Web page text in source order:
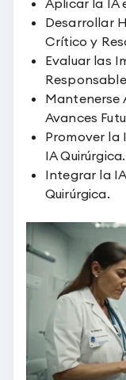
Desarrollar
Crítico y
Evaluar las
Mantenerse
Avances
Promover la
IA Quirúrgica.
Integrar la
Quirúrgica.